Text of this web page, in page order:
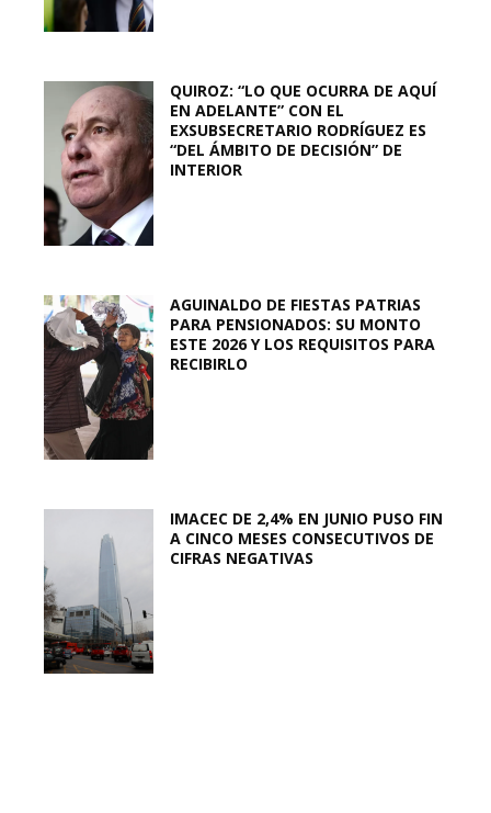
QUIROZ: “LO QUE OCURRA DE AQUÍ
EN ADELANTE” CON EL
EXSUBSECRETARIO RODRÍGUEZ ES
“DEL ÁMBITO DE DECISIÓN” DE
INTERIOR
AGUINALDO DE FIESTAS PATRIAS
PARA PENSIONADOS: SU MONTO
ESTE 2026 Y LOS REQUISITOS PARA
RECIBIRLO
IMACEC DE 2,4% EN JUNIO PUSO FIN
A CINCO MESES CONSECUTIVOS DE
CIFRAS NEGATIVAS